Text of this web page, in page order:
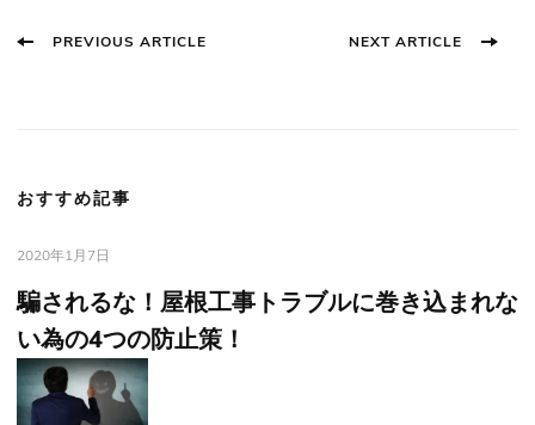
PostPREVIOUS ARTICLE NEXT ARTICLE
おすすめ記事
2020年1月7日
騙されるな！屋根工事トラブルに巻き込まれな
い為の4つの防止策！